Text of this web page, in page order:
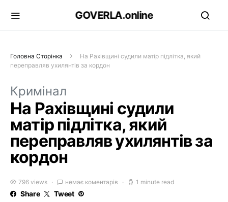
GOVERLA.online
Головна Сторінка
На Рахівщині судили матір підлітка, який
переправляв ухилянтів за кордон
Кримінал
На Рахівщині судили
матір підлітка, який
переправляв ухилянтів за
кордон
796 views немає коментарів 1 minute read
Share Tweet